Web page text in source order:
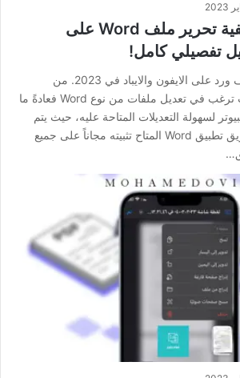
هل تبحث عن كيفية تحرير ملف Word على
تفصيلي كامل!
شرح طريقة تحرير ملف ورد على الايفون والايباد في 2023. من
المعروف سابقاً إذا كنت ترغب في تعديل ملفات من نوع Word فعادةً ما
لسهولة التعديلات المتاحة عليه، حيث يتم
إنشاء ملف ورد عن طريق تطبيق Word المتاح تثبيته مجاناً على جميع